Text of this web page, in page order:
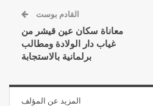
القادم بوست
معاناة سكان عين قيشر من
غياب دار الولادة ومطالب
برلمانية بالاستجابة
المزيد عن المؤلف